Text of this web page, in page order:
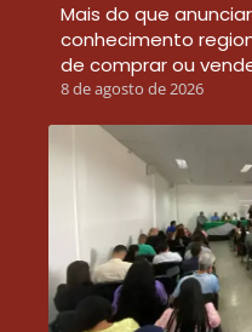
Mais do que
conhecimento
de comprar ou
8 de agosto de 2026